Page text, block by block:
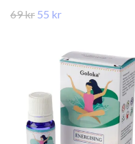
69 kr 55 kr